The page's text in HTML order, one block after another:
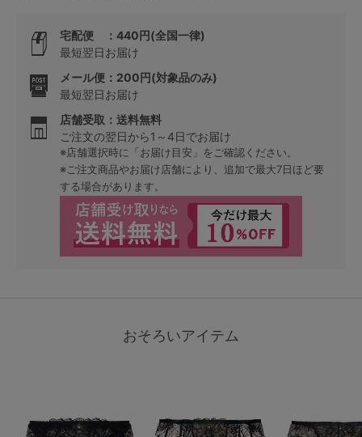
宅配便 ：440円(全国一律)
最短翌日お届け
メール便：200円(対象品のみ)
最短翌日お届け
店舗受取：送料無料
ご注文の翌日から1～4日でお届け
※店舗選択時に「お届け目安」をご確認ください。
※ご注文商品やお届け店舗により、追加で最大7日ほど要
する場合があります。
おそろいアイテム